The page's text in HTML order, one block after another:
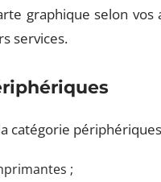
graphique selon
services.
catégorie
;